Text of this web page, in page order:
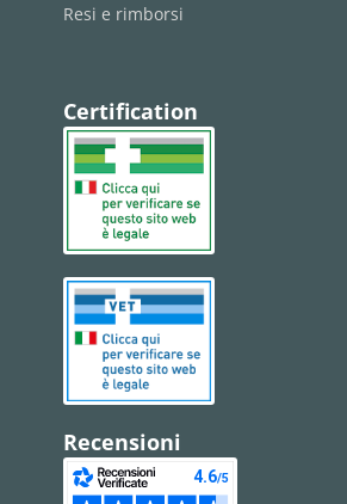
Resi e rimborsi
Certification
Recensioni